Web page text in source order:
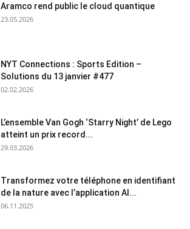
Aramco rend public le cloud quantique
23.05.2026
NYT Connections : Sports Edition –
Solutions du 13 janvier #477
02.02.2026
L’ensemble Van Gogh ‘Starry Night’ de Lego
atteint un prix record...
29.03.2026
Transformez votre téléphone en identifiant
de la nature avec l’application AI...
06.11.2025